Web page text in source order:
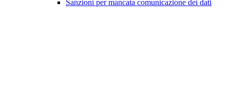
Sanzioni per mancata comunicazione dei dati